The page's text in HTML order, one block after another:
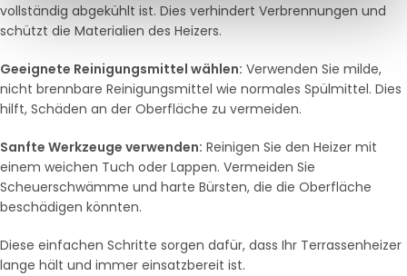
vollständig abgekühlt ist. Dies verhindert Verbrennungen und
schützt die Materialien des Heizers.
Geeignete Reinigungsmittel wählen: Verwenden Sie milde,
nicht brennbare Reinigungsmittel wie normales Spülmittel. Dies
hilft, Schäden an der Oberfläche zu vermeiden.
Sanfte Werkzeuge verwenden: Reinigen Sie den Heizer mit
einem weichen Tuch oder Lappen. Vermeiden Sie
Scheuerschwämme und harte Bürsten, die die Oberfläche
beschädigen könnten.
Diese einfachen Schritte sorgen dafür, dass Ihr Terrassenheizer
lange hält und immer einsatzbereit ist.